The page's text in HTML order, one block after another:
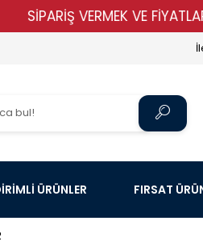
VERMEK VE
ÜRÜNLER FIRSAT